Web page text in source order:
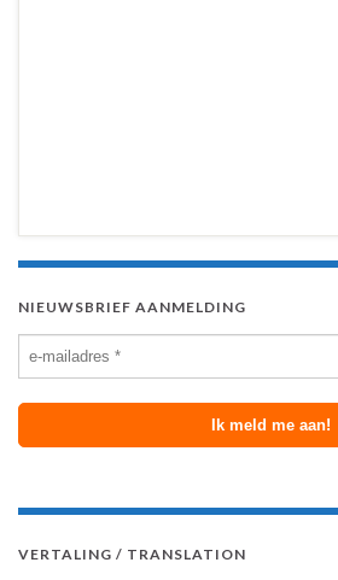
NIEUWSBRIEF AANMELDING
VERTALING / TRANSLATION